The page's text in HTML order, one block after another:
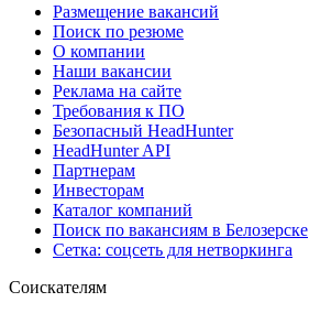
Размещение вакансий
Поиск по резюме
О компании
Наши вакансии
Реклама на сайте
Требования к ПО
Безопасный HeadHunter
HeadHunter API
Партнерам
Инвесторам
Каталог компаний
Поиск по вакансиям в Белозерске
Сетка: соцсеть для нетворкинга
Соискателям